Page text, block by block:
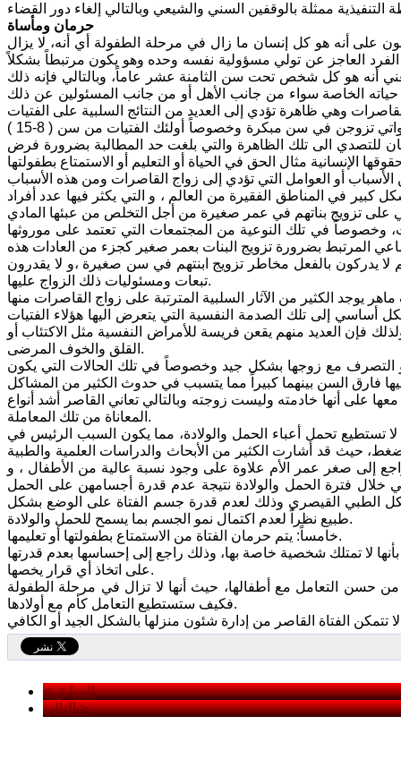
حرمان ومأساة
على أنه هو كل إنسان ما زال في مرحلة الطفولة أي أنه، لا يزال
العاجز عن تولي مسؤولية نفسه وحده وهو يكون مرتبطاً بشكلاً
أنه هو كل شخص تحت سن الثامنة عشر عاماً، وبالتالي فإنه ذلك
حياته الخاصة سواء من جانب الأهل أو من جانب المسئولين عن ذلك
وهي ظاهرة تؤدي إلى العديد من النتائج السلبية على الفتيات
وغالباً ما تؤدي بهن إلى المشاكل الاجتماعية والنفسية وبالأخص هؤلاء القاصرات اللواتي تزوجن في سن مبكرة وخصوصاً أولئك الفتيات من سن ( 8-15 )
للتصدي الى تلك الظاهرة والتي بلغت حد المطالبة بضرورة فرض
كبير في المناطق الفقيرة من العالم ، و التي يكثر فيها عدد أفراد
وخصوصاً في تلك النوعية من المجتمعات التي تعتمد على موروثها
لا يدركون بالفعل مخاطر تزويج ابنتهم في سن صغيرة ،و لا يقدرون
تبعات ومسئوليات ذلك الزواج عليها.
أساسي إلى تلك الصدمة النفسية التي يتعرض اليها هؤلاء الفتيات
فإن العديد منهم يقعن فريسة للأمراض النفسية مثل الاكتئاب أو
القلق والخوف المرضى.
التصرف مع زوجها بشكل جيد وخصوصاً في تلك الحالات التي يكون
على أنها خادمته وليست زوجته وبالتالي تعاني القاصر أشد أنواع
المعاناة من تلك المعاملة.
لا تستطيع تحمل أعباء الحمل والولادة، مما يكون السبب الرئيس في
حيث قد أشارت الكثير من الأبحاث والدراسات العلمية والطبية
إلى صغر عمر الأم علاوة على وجود نسبة عالية من الأطفال ، و
خلال فترة الحمل والولادة نتيجة عدم قدرة أجسامهن على الحمل
الطبي القيصري وذلك لعدم قدرة جسم الفتاة على الوضع بشكل
طبيع نظراً لعدم اكتمال نمو الجسم بما يسمح للحمل والولادة.
خامساً: يتم حرمان الفتاة من الاستمتاع بطفولتها أو تعليمها.
بأنها لا تمتلك شخصية خاصة بها، وذلك راجع إلى إحساسها بعدم قدرتها
على اتخاذ أي قرار يخصها.
من حسن التعامل مع أطفالها، حيث أنها لا تزال في مرحلة الطفولة
فكيف ستستطيع التعامل كأم مع أولادها.
< السابق
التالي >